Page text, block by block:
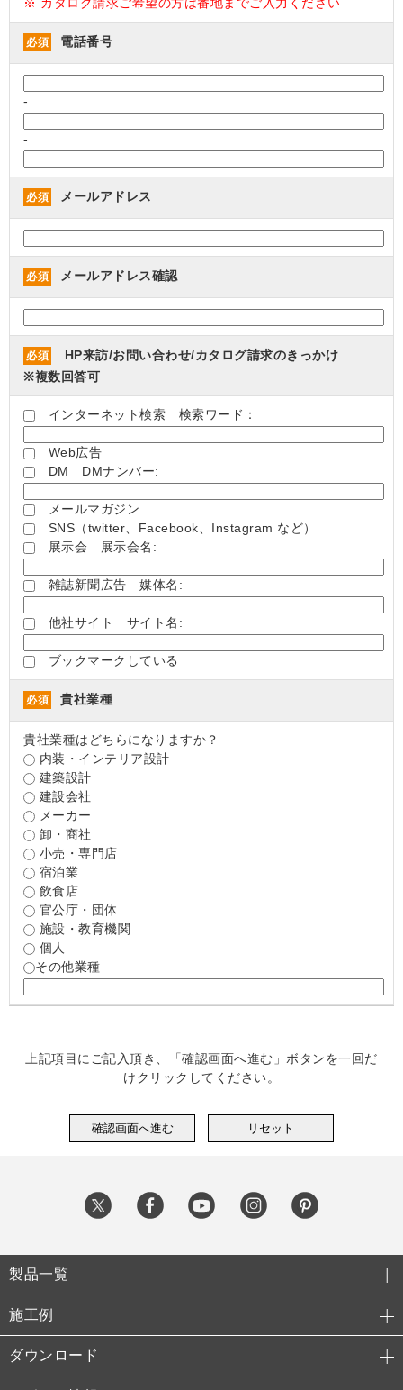
※ カタログ請求ご希望の方は番地までご入力ください
必須 電話番号
-
-
必須 メールアドレス
必須 メールアドレス確認
必須
HP来訪/お問い合わせ/カタログ請求のきっかけ
※複数回答可
インターネット検索 検索ワード：
Web広告
DM DMナンバー:
メールマガジン
SNS（twitter、Facebook、Instagram など）
展示会 展示会名:
雑誌新聞広告 媒体名:
他社サイト サイト名:
ブックマークしている
必須 貴社業種
貴社業種はどちらになりますか？
内装・インテリア設計
建築設計
建設会社
メーカー
卸・商社
小売・専門店
宿泊業
飲食店
官公庁・団体
施設・教育機関
個人
その他業種
上記項目にご記入頂き、「確認画面へ進む」ボタンを一回だ
けクリックしてください。
製品一覧
施工例
ダウンロード